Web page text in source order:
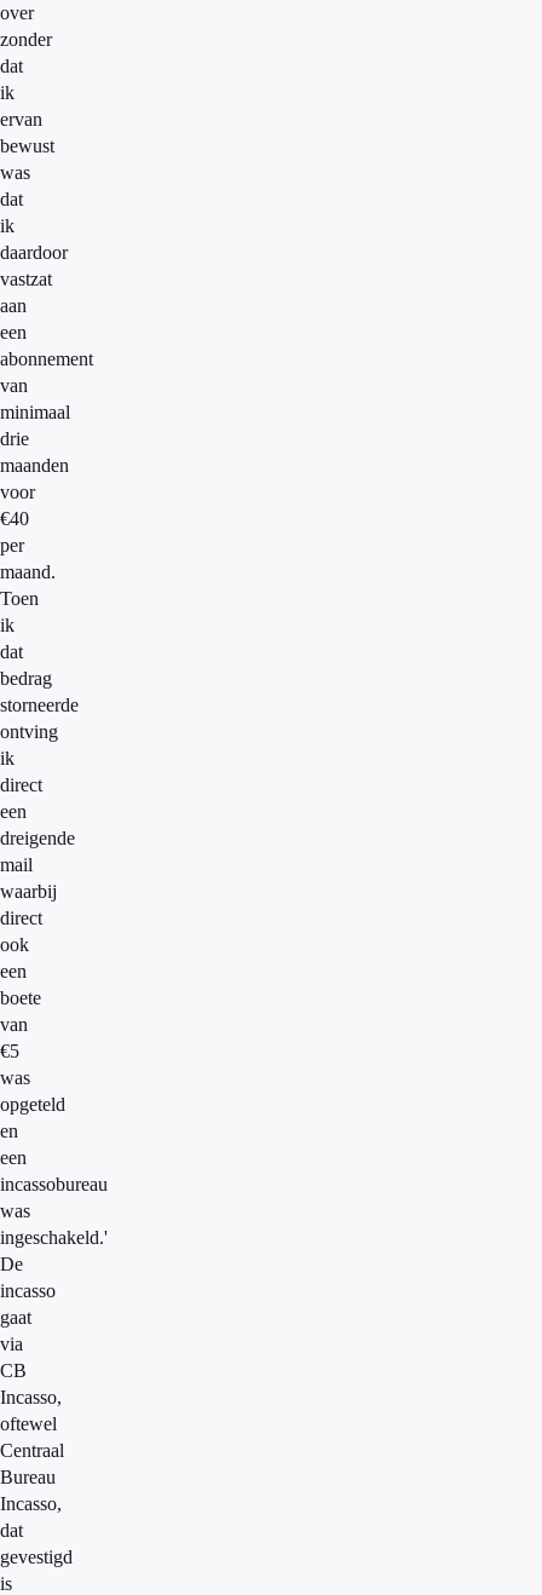
over
zonder
dat
ik
ervan
bewust
was
dat
ik
daardoor
vastzat
aan
een
abonnement
van
minimaal
drie
maanden
voor
€40
per
maand.
Toen
ik
dat
bedrag
storneerde
ontving
ik
direct
een
dreigende
mail
waarbij
direct
ook
een
boete
van
€5
was
opgeteld
en
een
incassobureau
was
ingeschakeld.'
De
incasso
gaat
via
CB
Incasso,
oftewel
Centraal
Bureau
Incasso,
dat
gevestigd
is